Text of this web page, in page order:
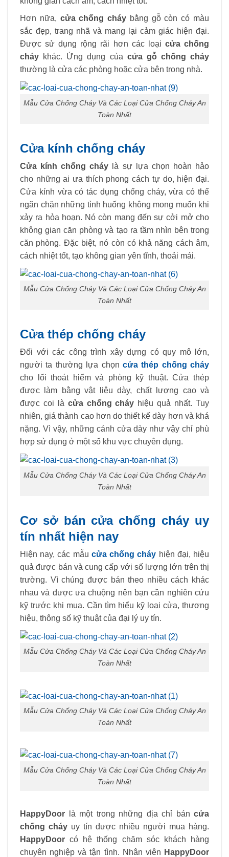
Hơn nữa, cửa chống cháy bằng gỗ còn có màu
sắc đẹp, trang nhã và mang lại cảm giác hiện đại.
Được sử dụng rộng rãi hơn các loại cửa chống
cháy khác. Ứng dụng của cửa gỗ chống cháy
thường là cửa các phòng hoặc cửa bên trong nhà.
Mẫu Cửa Chống Cháy Và Các Loại Cửa Chống Cháy An
Toàn Nhất
Cửa kính chống cháy
Cửa kính chống cháy là sự lựa chọn hoàn hảo
cho những ai ưa thích phong cách tự do, hiện đại.
Cửa kính vừa có tác dụng chống cháy, vừa có thể
ngăn chặn những tình huống không mong muốn khi
xảy ra hỏa hoạn. Nó còn mang đến sự cởi mở cho
không gian căn phòng và tạo ra tầm nhìn bên trong
căn phòng. Đặc biệt, nó còn có khả năng cách âm,
cách nhiệt tốt, tạo không gian yên tĩnh, thoải mái.
Mẫu Cửa Chống Cháy Và Các Loại Cửa Chống Cháy An
Toàn Nhất
Cửa thép chống cháy
Đối với các công trình xây dựng có quy mô lớn,
người ta thường lựa chọn cửa thép chống cháy
cho lối thoát hiểm và phòng kỹ thuật. Cửa thép
được làm bằng vật liệu dày, chất lượng cao và
được coi là cửa chống cháy hiệu quả nhất. Tuy
nhiên, giá thành cao hơn do thiết kế dày hơn và khá
nặng. Vì vậy, những cánh cửa dày như vậy chỉ phù
hợp sử dụng ở một số khu vực chuyên dụng.
Mẫu Cửa Chống Cháy Và Các Loại Cửa Chống Cháy An
Toàn Nhất
Cơ sở bán cửa chống cháy uy
tín nhất hiện nay
Hiện nay, các mẫu cửa chống cháy hiện đại, hiệu
quả được bán và cung cấp với số lượng lớn trên thị
trường. Vì chúng được bán theo nhiều cách khác
nhau và được ưa chuộng nên bạn cần nghiên cứu
kỹ trước khi mua. Cần tìm hiểu kỹ loại cửa, thương
hiệu, thông số kỹ thuật của đại lý uy tín.
Mẫu Cửa Chống Cháy Và Các Loại Cửa Chống Cháy An
Toàn Nhất
Mẫu Cửa Chống Cháy Và Các Loại Cửa Chống Cháy An
Toàn Nhất
Mẫu Cửa Chống Cháy Và Các Loại Cửa Chống Cháy An
Toàn Nhất
HappyDoor là một trong những địa chỉ bán cửa
chống cháy uy tín được nhiều người mua hàng.
HappyDoor có hệ thống chăm sóc khách hàng
chuyên nghiệp và tận tình. Nhân viên HappyDoor